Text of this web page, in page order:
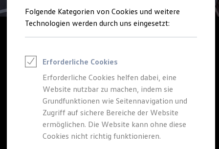
Saisonangebote
Reifenpakete
Leasing
Leasing-Angebote
Elektroauto Leasing
Kleinwagen-Leasing
Leasing ohne Anzahlung
Finanzierung
Autokredit mit Schlussrate
Versicherungen und Garantien
Kfz-Versicherung
Restschuldversicherungen
Garantien
Der neue
EDITION 20
Besonders sportlich. Exklusiv ausgestattet.
Tiguan EDITION 20 konfigurieren
Mehr zum Tiguan EDITION 20
Folgende Kategorien von Cookies und weitere
Technologien werden durch uns eingesetzt:
Erforderliche Cookies
Erforderliche Cookies helfen dabei, eine
Website nutzbar zu machen, indem sie
Grundfunktionen wie Seitennavigation und
Zugriff auf sichere Bereiche der Website
ermöglichen. Die Website kann ohne diese
Cookies nicht richtig funktionieren.